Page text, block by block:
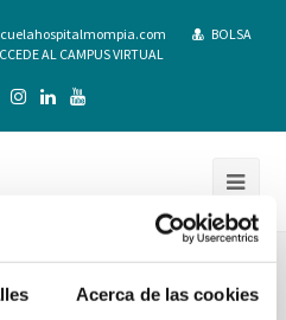
Acerca de las cookies
BOLSA
AL CAMPUS VIRTUAL
Y
BOE